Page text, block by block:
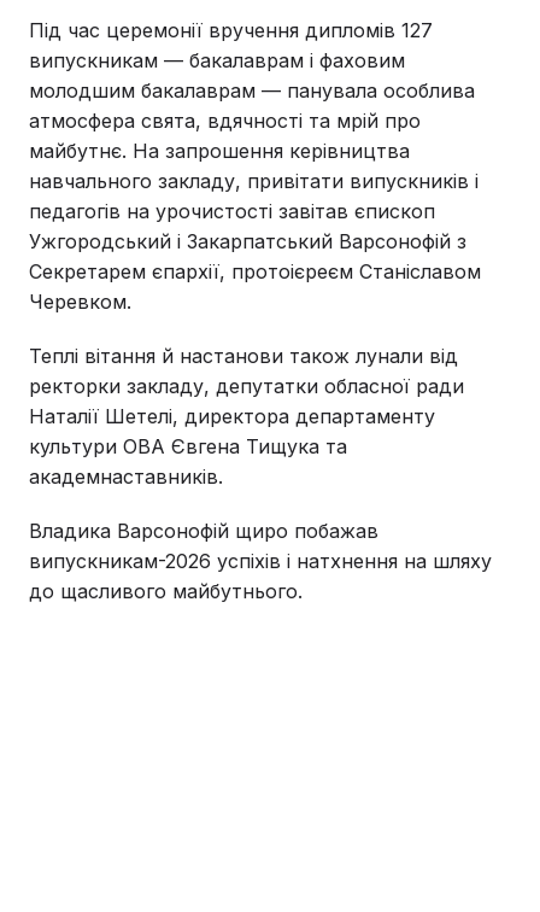
Під час церемонії вручення дипломів 127
випускникам — бакалаврам і фаховим
молодшим бакалаврам — панувала особлива
атмосфера свята, вдячності та мрій про
майбутнє. На запрошення керівництва
навчального закладу, привітати випускників і
педагогів на урочистості завітав єпископ
Ужгородський і Закарпатський Варсонофій з
Секретарем єпархії, протоієреєм Станіславом
Черевком.
Теплі вітання й настанови також лунали від
ректорки закладу, депутатки обласної ради
Наталії Шетелі, директора департаменту
культури ОВА Євгена Тищука та
академнаставників.
Владика Варсонофій щиро побажав
випускникам-2026 успіхів і натхнення на шляху
до щасливого майбутнього.